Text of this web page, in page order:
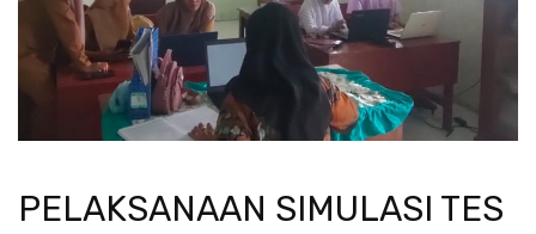
PELAKSANAAN SIMULASI TES